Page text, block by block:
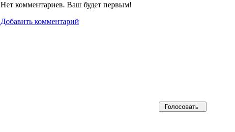
Нет комментариев. Ваш будет первым!
Добавить комментарий